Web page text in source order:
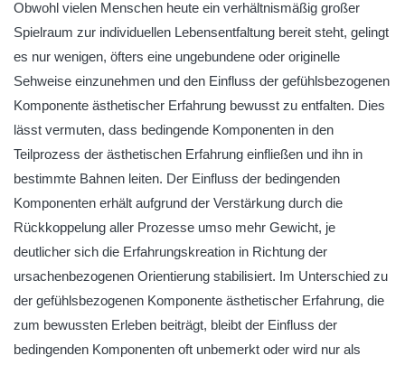
Obwohl vielen Menschen heute ein verhältnismäßig großer
Spielraum zur individuellen Lebensentfaltung bereit steht, gelingt
es nur wenigen, öfters eine ungebundene oder originelle
Sehweise einzunehmen und den Einfluss der gefühlsbezogenen
Komponente ästhetischer Erfahrung bewusst zu entfalten. Dies
lässt vermuten, dass bedingende Komponenten in den
Teilprozess der ästhetischen Erfahrung einfließen und ihn in
bestimmte Bahnen leiten. Der Einfluss der bedingenden
Komponenten erhält aufgrund der Verstärkung durch die
Rückkoppelung aller Prozesse umso mehr Gewicht, je
deutlicher sich die Erfahrungskreation in Richtung der
ursachenbezogenen Orientierung stabilisiert. Im Unterschied zu
der gefühlsbezogenen Komponente ästhetischer Erfahrung, die
zum bewussten Erleben beiträgt, bleibt der Einfluss der
bedingenden Komponenten oft unbemerkt oder wird nur als